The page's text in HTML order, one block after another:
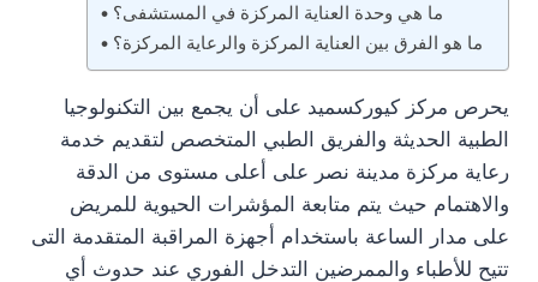
ما هي وحدة العناية المركزة في المستشفى؟
ما هو الفرق بين العناية المركزة والرعاية المركزة؟
يحرص مركز كيوركسميد على أن يجمع بين التكنولوجيا
الطبية الحديثة والفريق الطبي المتخصص لتقديم خدمة
رعاية مركزة مدينة نصر على أعلى مستوى من الدقة
والاهتمام حيث يتم متابعة المؤشرات الحيوية للمريض
على مدار الساعة باستخدام أجهزة المراقبة المتقدمة التى
تتيح للأطباء والممرضين التدخل الفوري عند حدوث أي